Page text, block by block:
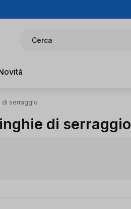
Cerca
di serraggio
di serraggio